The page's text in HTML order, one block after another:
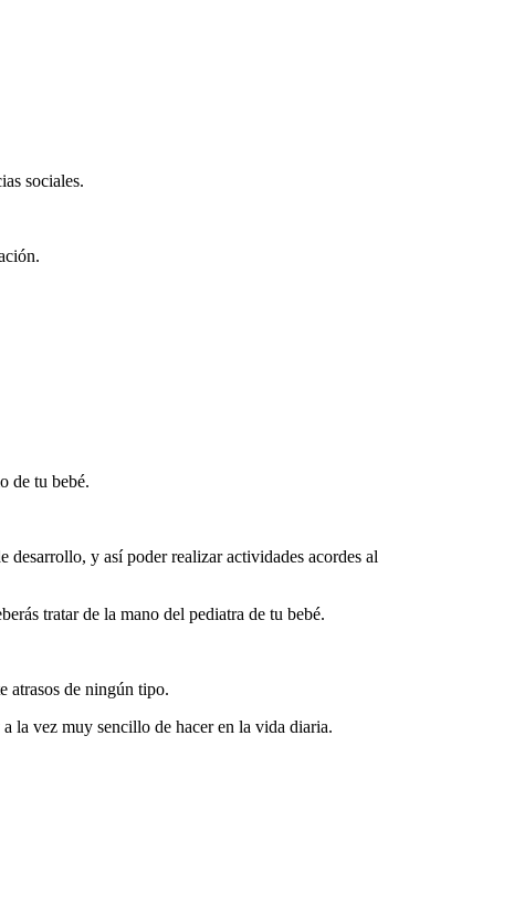
sociales.
de tu bebé.
desarrollo, y así poder realizar actividades acordes al
tratar de la mano del pediatra de tu bebé.
atrasos de ningún tipo.
la vez muy sencillo de hacer en la vida diaria.